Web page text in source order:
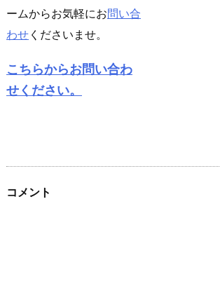
ームからお気軽にお問い合
わせ くださいませ。
こちらからお問い合わ
せください。
コメント